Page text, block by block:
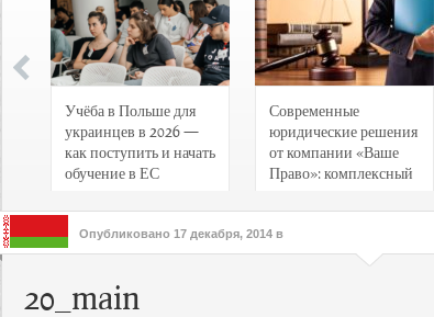
Учёба в Польше для
украинцев в 2026 —
как поступить и начать
обучение в ЕС
Современные
юридические решения
от компании «Ваше
Право»: комплексный
интересов клиентов
Опубликовано 17 декабря, 2014 в
20_main